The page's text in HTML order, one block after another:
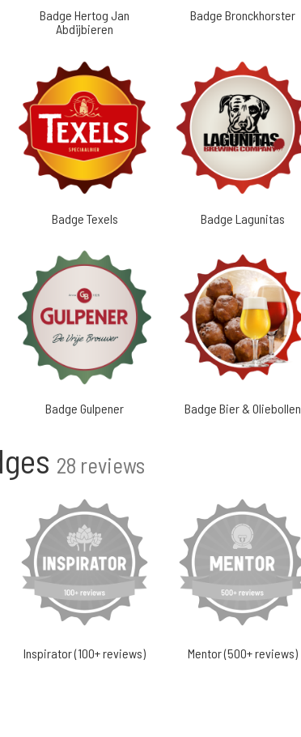
Badge Hertog Jan
Abdijbieren
Badge Bronckhorster
Badge Texels Badge Lagunitas
Badge Gulpener Badge Bier & Oliebollen
28 reviews
Inspirator (100+ reviews) Mentor (500+ reviews)